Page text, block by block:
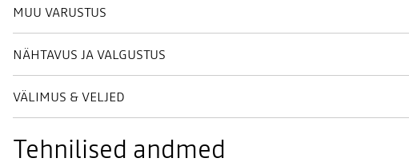
MUU VARUSTUS
NÄHTAVUS JA VALGUSTUS
VÄLIMUS & VELJED
Tehnilised andmed